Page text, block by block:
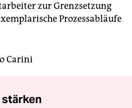
zur Grenzsetzung
Prozessabläufe
Carini